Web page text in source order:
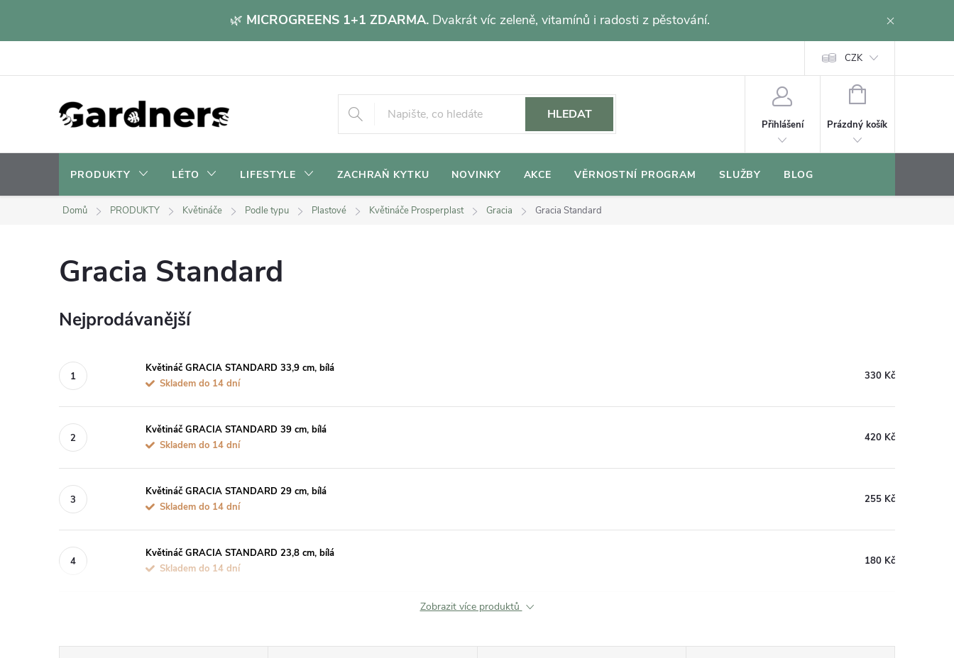
🌿 MICROGREENS 1+1 ZDARMA. Dvakrát víc zeleně, vitamínů i radosti z pěstování.
CZK
HLEDAT
Přihlášení
NÁKUPNÍ
Prázdný košík
PRODUKTY LÉTO LIFESTYLE ZACHRAŇ KYTKU NOVINKY AKCE VĚRNOSTNÍ PROGRAM SLUŽBY BLOG
Domů PRODUKTY Květináče Podle typu Plastové Květináče Prosperplast Gracia Gracia Standard
Gracia Standard
Nejprodávanější
Květináč GRACIA STANDARD 33,9 cm, bílá
Skladem do 14 dní
330 Kč
Květináč GRACIA STANDARD 39 cm, bílá
Skladem do 14 dní
420 Kč
Květináč GRACIA STANDARD 29 cm, bílá
Skladem do 14 dní
255 Kč
Květináč GRACIA STANDARD 23,8 cm, bílá
Skladem do 14 dní
180 Kč
Zobrazit více produktů